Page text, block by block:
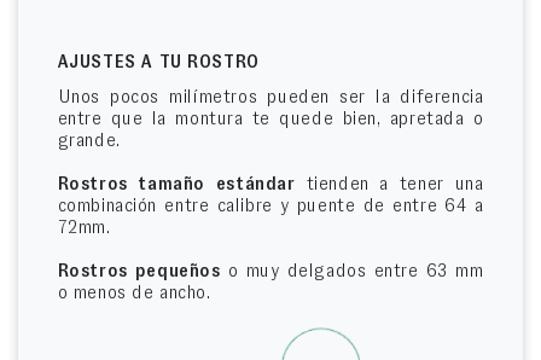
AJUSTES A TU ROSTRO
Unos pocos milímetros pueden ser la diferencia
entre que la montura te quede bien, apretada o
grande.
Rostros tamaño estándar tienden a tener una
combinación entre calibre y puente de entre 64 a
72mm.
Rostros pequeños o muy delgados entre 63 mm
o menos de ancho.